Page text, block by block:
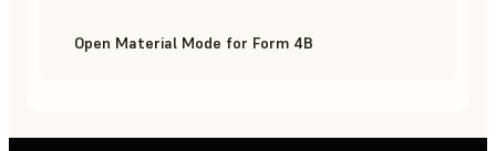
Open Material Mode for Form 4B